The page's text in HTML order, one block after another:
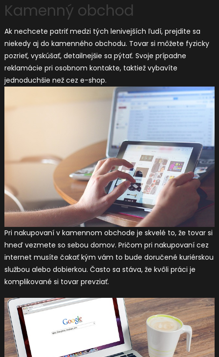
Kamenný obchod
Ak nechcete patriť medzi tých lenivejších ľudí, prejdite sa
niekedy aj do kamenného obchodu. Tovar si môžete fyzicky
pozrieť, vyskúšať, detailnejšie sa pýtať. Svoje prípadne
reklamácie pri osobnom kontakte, taktiež vybavíte
jednoduchšie než cez e-shop.
Pri nakupovaní v kamennom obchode je skvelé to, že tovar si
hneď vezmete so sebou domov. Pričom pri nakupovaní cez
internet musíte čakať kým vám to bude doručené kuriérskou
službou alebo dobierkou. Často sa stáva, že kvôli práci je
komplikované si tovar prevziať.